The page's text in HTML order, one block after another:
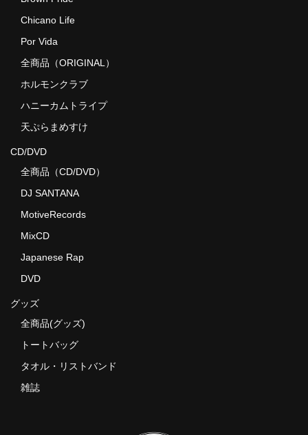
Chicano Life
Por Vida
全商品（ORIGINAL）
ホルモンクラブ
ハニーカムトライプ
天ぷらまめすけ
CD/DVD
全商品（CD/DVD）
DJ SANTANA
MotiveRecords
MixCD
Japanese Rap
DVD
グッズ
全商品(グッズ)
トートバッグ
タオル・リストバンド
雑誌